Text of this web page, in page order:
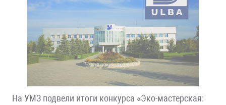
На УМЗ подвели итоги конкурса «Эко-мастерская: